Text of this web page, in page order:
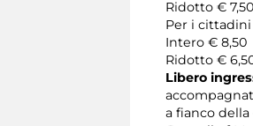
Ridotto € 7,50
Per i
Intero € 8,50
Ridotto €
Libero
a fianco